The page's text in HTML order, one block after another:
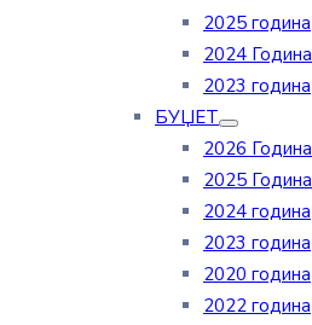
2025 година
2024 Година
2023 година
БУЏЕТ
2026 Година
2025 Година
2024 година
2023 година
2020 година
2022 година